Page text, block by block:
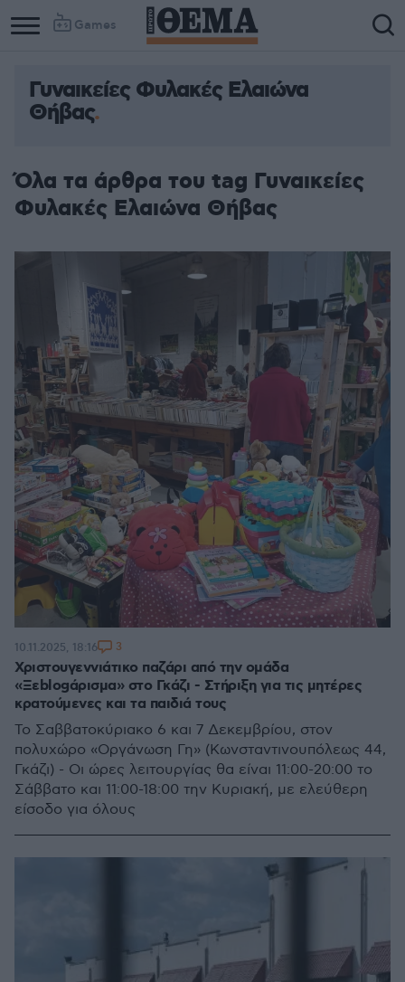
Games
Γυναικείες Φυλακές Ελαιώνα
Θήβας
Όλα τα άρθρα του tag Γυναικείες
Φυλακές Ελαιώνα Θήβας
Χριστουγεννιάτικο παζάρι από την ομάδα
«Ξεblogάρισμα» στο Γκάζι - Στήριξη για τις μητέρες
κρατούμενες και τα παιδιά τους
Το Σαββατοκύριακο 6 και 7 Δεκεμβρίου, στον
πολυχώρο «Οργάνωση Γη» (Κωνσταντινουπόλεως 44,
Γκάζι) - Οι ώρες λειτουργίας θα είναι 11:00-20:00 το
Σάββατο και 11:00-18:00 την Κυριακή, με ελεύθερη
είσοδο για όλους
10.11.2025, 18:16 3